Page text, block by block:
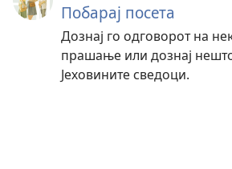
Побарај посета
Дознај го одговорот на
прашање или дознај
Јеховините сведоци.